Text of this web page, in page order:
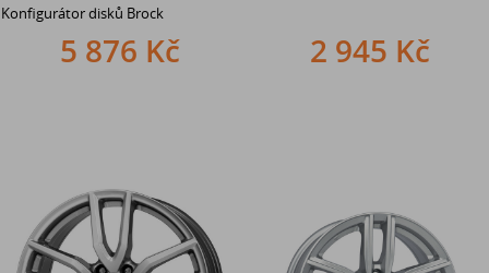
Konfigurátor disků Brock
5 876 Kč 2 945 Kč